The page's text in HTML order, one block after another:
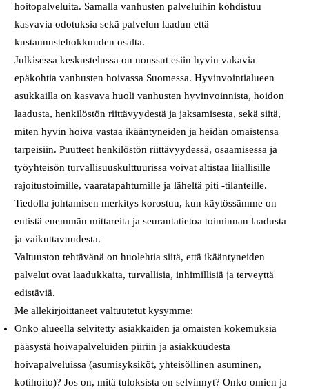
hoitopalveluita. Samalla vanhusten palveluihin kohdistuu
kasvavia odotuksia sekä palvelun laadun että
kustannustehokkuuden osalta.
Julkisessa keskustelussa on noussut esiin hyvin vakavia
epäkohtia vanhusten hoivassa Suomessa. Hyvinvointialueen
asukkailla on kasvava huoli vanhusten hyvinvoinnista, hoidon
laadusta, henkilöstön riittävyydestä ja jaksamisesta, sekä siitä,
miten hyvin hoiva vastaa ikääntyneiden ja heidän omaistensa
tarpeisiin. Puutteet henkilöstön riittävyydessä, osaamisessa ja
työyhteisön turvallisuuskulttuurissa voivat altistaa liiallisille
rajoitustoimille, vaaratapahtumille ja läheltä piti -tilanteille.
Tiedolla johtamisen merkitys korostuu, kun käytössämme on
entistä enemmän mittareita ja seurantatietoa toiminnan laadusta
ja vaikuttavuudesta.
Valtuuston tehtävänä on huolehtia siitä, että ikääntyneiden
palvelut ovat laadukkaita, turvallisia, inhimillisiä ja terveyttä
edistäviä.
Me allekirjoittaneet valtuutetut kysymme:
Onko alueella selvitetty asiakkaiden ja omaisten kokemuksia
pääsystä hoivapalveluiden piiriin ja asiakkuudesta
hoivapalveluissa (asumisyksiköt, yhteisöllinen asuminen,
kotihoito)? Jos on, mitä tuloksista on selvinnyt? Onko omien ja